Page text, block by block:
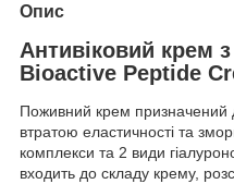
Опис
Антивіковий крем
Bioactive Peptide
Поживний крем призначений
втратою еластичності та
комплекси та 2 види
входить до складу крему,